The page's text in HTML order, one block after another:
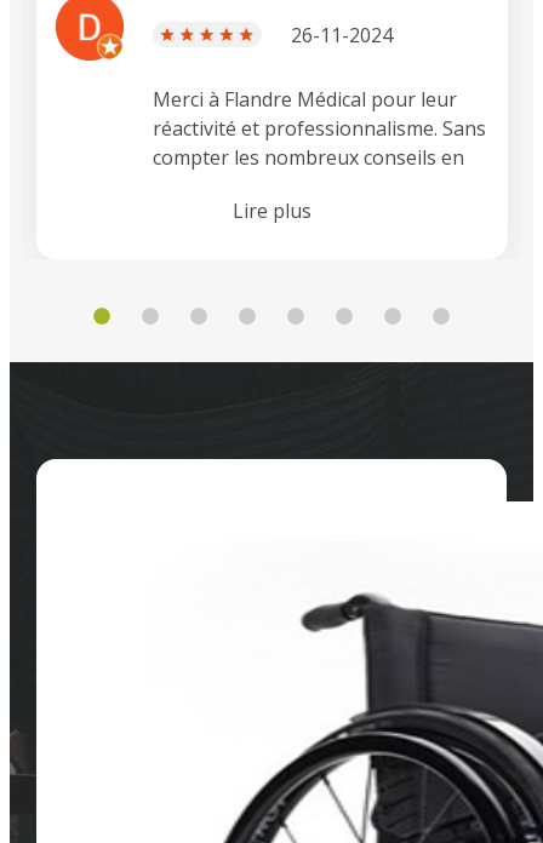
26-11-2024
Merci à Flandre Médical pour leur
réactivité et professionnalisme. Sans
compter les nombreux conseils en
son utilisation. C'est précieux 🙏 Je
Lire plus